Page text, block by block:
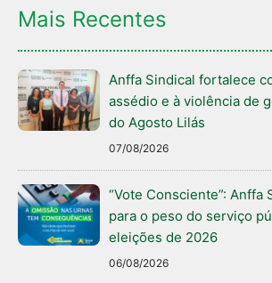
Mais Recentes
Anffa Sindical fortalece
assédio e à violência de
do Agosto Lilás
07/08/2026
“Vote Consciente”: Anffa
para o peso do serviço
eleições de 2026
06/08/2026